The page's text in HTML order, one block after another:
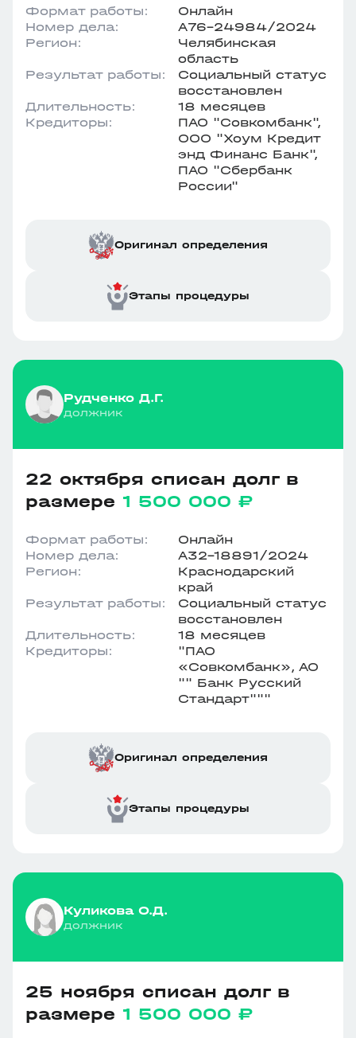
Формат работы:
Онлайн
Номер дела:
А76-24984/2024
Регион:
Челябинская
область
Результат работы:
Социальный статус
восстановлен
Длительность:
18 месяцев
Кредиторы:
ПАО "Совкомбанк",
ООО "Хоум Кредит
энд Финанс Банк",
ПАО "Сбербанк
России"
Оригинал определения
Этапы процедуры
Рудченко Д.Г.
должник
22 октября списан долг в
размере 1 500 000 ₽
Формат работы:
Онлайн
Номер дела:
А32-18891/2024
Регион:
Краснодарский
край
Результат работы:
Социальный статус
восстановлен
Длительность:
18 месяцев
Кредиторы:
"ПАО
«Совкомбанк», АО
"" Банк Русский
Стандарт"""
Оригинал определения
Этапы процедуры
Куликова О.Д.
должник
25 ноября списан долг в
размере 1 500 000 ₽